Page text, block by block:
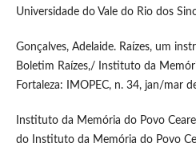
Universidade do Vale do Rio dos
Gonçalves, Adelaide. Raízes, um
Boletim Raízes,/ Instituto da
Fortaleza: IMOPEC, n. 34, jan/mar
Instituto da Memória do Povo
do Instituto da Memória do Povo